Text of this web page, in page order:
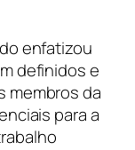
enfatizou
definidos e
membros da
para a